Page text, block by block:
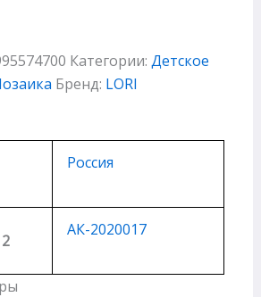
Категории: Детское
Бренд: LORI
Россия
АК-2020017